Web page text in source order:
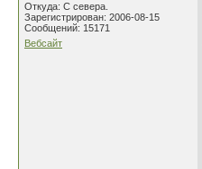
Откуда: С севера.
Зарегистрирован: 2006-08-15
Сообщений: 15171
Вебсайт